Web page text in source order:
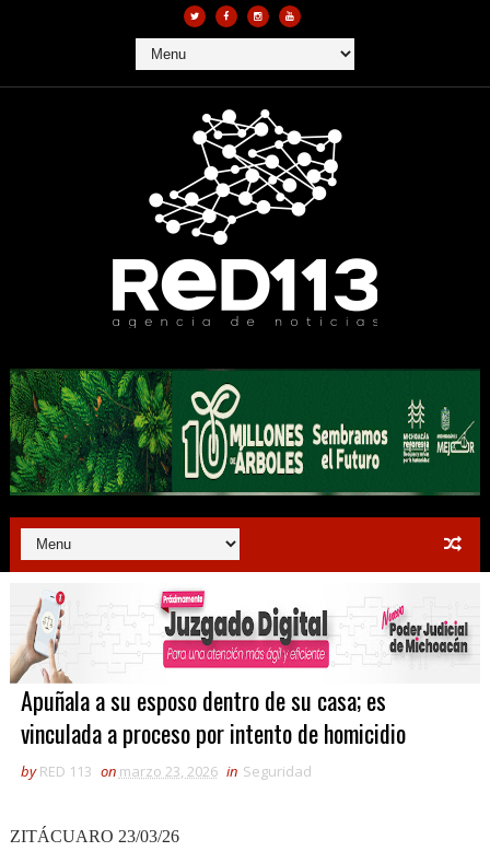
Apuñala a su esposo dentro de su casa; es
vinculada a proceso por intento de homicidio
by RED 113 on marzo 23, 2026 in Seguridad
ZITÁCUARO 23/03/26